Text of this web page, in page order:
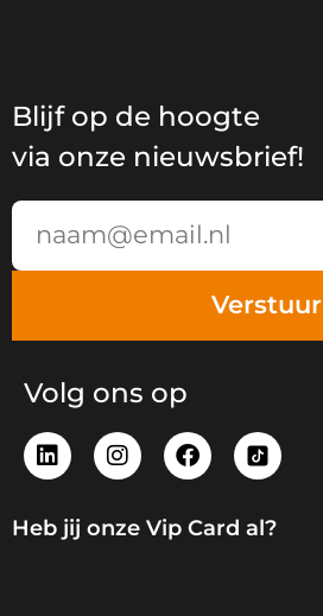
Blijf op de hoogte
via onze nieuwsbrief!
Verstuur
Volg ons op
L
i
k
e
I
n
a
F
a
e
b
Heb jij onze Vip Card al?